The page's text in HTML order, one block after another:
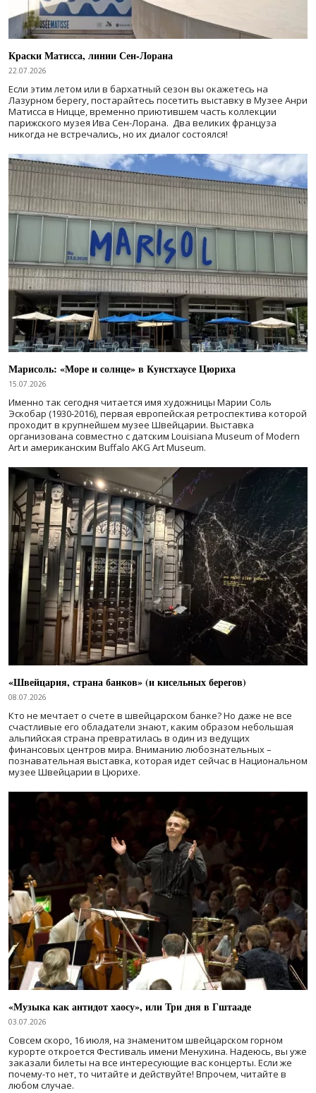
Краски Матисса, линии Сен-Лорана
22.07.2026
Если этим летом или в бархатный сезон вы окажетесь на
Лазурном берегу, постарайтесь посетить выставку в Музее Анри
Матисса в Ницце, временно приютившем часть коллекции
парижского музея Ива Сен-Лорана. Два великих француза
никогда не встречались, но их диалог состоялся!
Марисоль: «Море и солнце» в Кунстхаусе Цюриха
15.07.2026
Именно так сегодня читается имя художницы Марии Соль
Эскобар (1930-2016), первая европейская ретроспектива которой
проходит в крупнейшем музее Швейцарии. Выставка
организована совместно с датским Louisiana Museum of Modern
Art и американским Buffalo AKG Art Museum.
«Швейцария, страна банков» (и кисельных берегов)
08.07.2026
Кто не мечтает о счете в швейцарском банке? Но даже не все
счастливые его обладатели знают, каким образом небольшая
альпийская страна превратилась в один из ведущих
финансовых центров мира. Вниманию любознательных –
познавательная выставка, которая идет сейчас в Национальном
музее Швейцарии в Цюрихе.
«Музыка как антидот хаосу», или Три дня в Гштааде
03.07.2026
Совсем скоро, 16 июля, на знаменитом швейцарском горном
курорте откроется Фестиваль имени Менухина. Надеюсь, вы уже
заказали билеты на все интересующие вас концерты. Если же
почему-то нет, то читайте и действуйте! Впрочем, читайте в
любом случае.